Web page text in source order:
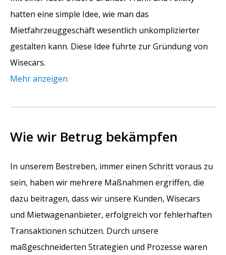
hatten eine simple Idee, wie man das
Mietfahrzeuggeschäft wesentlich unkomplizierter
gestalten kann. Diese Idee führte zur Gründung von
Wisecars.
Mehr anzeigen
Wie wir Betrug bekämpfen
In unserem Bestreben, immer einen Schritt voraus zu
sein, haben wir mehrere Maßnahmen ergriffen, die
dazu beitragen, dass wir unsere Kunden, Wisecars
und Mietwagenanbieter, erfolgreich vor fehlerhaften
Transaktionen schützen. Durch unsere
maßgeschneiderten Strategien und Prozesse waren